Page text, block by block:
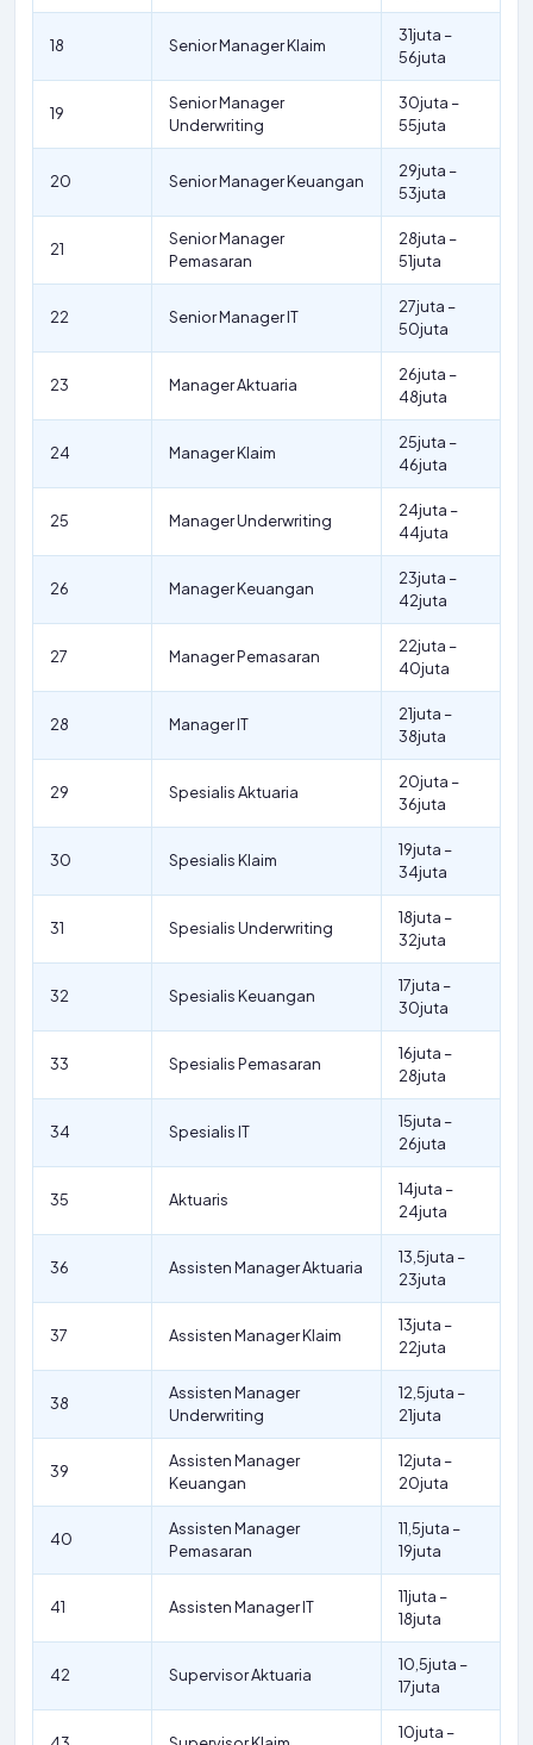
18 Senior Manager Klaim
31juta –
56juta
19
Senior Manager
Underwriting
30juta –
55juta
20 Senior Manager Keuangan
29juta –
53juta
21
Senior Manager
Pemasaran
28juta –
51juta
22 Senior Manager IT
27juta –
50juta
23 Manager Aktuaria
26juta –
48juta
24 Manager Klaim
25juta –
46juta
25 Manager Underwriting
24juta –
44juta
26 Manager Keuangan
23juta –
42juta
27 Manager Pemasaran
22juta –
40juta
28 Manager IT
21juta –
38juta
29 Spesialis Aktuaria
20juta –
36juta
30 Spesialis Klaim
19juta –
34juta
31 Spesialis Underwriting
18juta –
32juta
32 Spesialis Keuangan
17juta –
30juta
33 Spesialis Pemasaran
16juta –
28juta
34 Spesialis IT
15juta –
26juta
35 Aktuaris
14juta –
24juta
36 Assisten Manager Aktuaria
13,5juta –
23juta
37 Assisten Manager Klaim
13juta –
22juta
38
Assisten Manager
Underwriting
12,5juta –
21juta
39
Assisten Manager
Keuangan
12juta –
20juta
40
Assisten Manager
Pemasaran
11,5juta –
19juta
41 Assisten Manager IT
11juta –
18juta
42 Supervisor Aktuaria
10,5juta –
17juta
10juta –